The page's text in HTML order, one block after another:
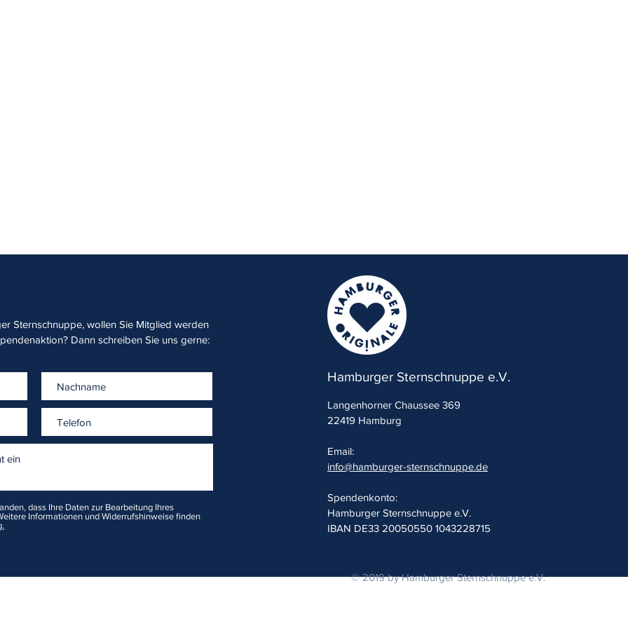
Hamburger Sternschnuppe e.V.
Langenhorner Chaussee 369
22419 Hamburg
Email:
info@hamburger-sternschnuppe.de
Spendenkonto:
Hamburger Sternschnuppe e.V.
IBAN DE33 20050550 1043228715
© 2019 by Hamburger Sternschnuppe e.V.
Sternschnuppe, wollen Sie Mitglied werden
Dann schreiben Sie uns gerne:
dass Ihre Daten zur Bearbeitung Ihres
Informationen und Widerrufshinweise finden